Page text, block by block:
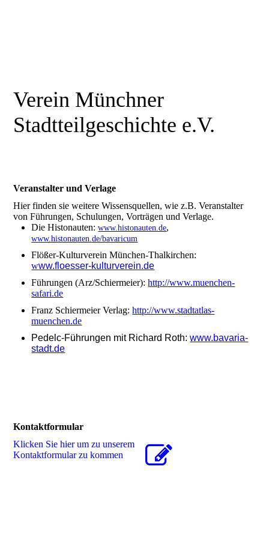
Verein Münchner
Stadtteilgeschichte e.V.
Veranstalter und Verlage
Hier finden sie weitere Wissensquellen, wie z.B. Veranstalter
von Führungen, Schulungen, Vorträgen und Verlage.
Die Histonauten:www.histonauten.de,
www.histonauten.de/bavaricum
Flößer-Kulturverein München-Thalkirchen:
www.floesser-kulturverein.de
Führungen (Arz/Schiermeier):http://www.muenchen-
safari.de
Franz Schiermeier Verlag:http://www.stadtatlas-
muenchen.de
Pedelc-Führungen mit Richard Roth:www.bavaria-
stadt.de
Kontaktformular
Klicken Sie hier um zu unserem
Kon­takt­for­mu­lar zu kommen